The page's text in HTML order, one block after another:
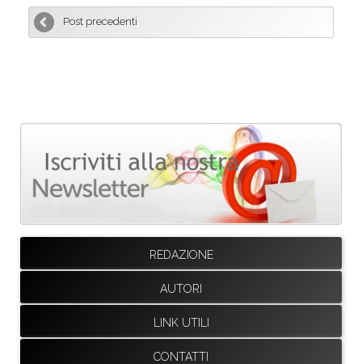
Post precedenti
REDAZIONE
AUTORI
LINK UTILI
CONTATTI